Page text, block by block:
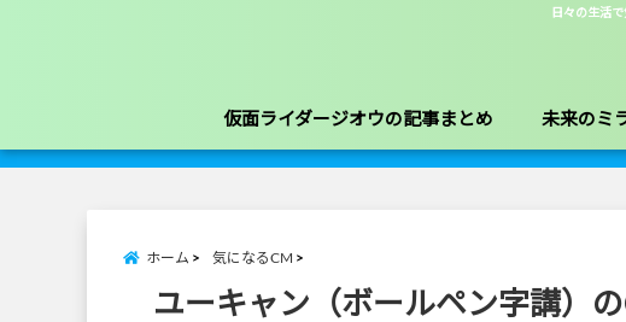
日々の生活
仮面ライダージオウの記事まとめ 未来のミ
ホーム 気になるCM
ユーキャン（ボールペン字講）